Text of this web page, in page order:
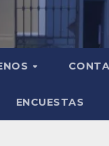
ENCUESTAS